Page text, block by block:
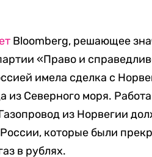
Bloomberg, решающее
«Право и
имела сделка с
из Северного моря.
из Норвегии
которые были
в рублях.